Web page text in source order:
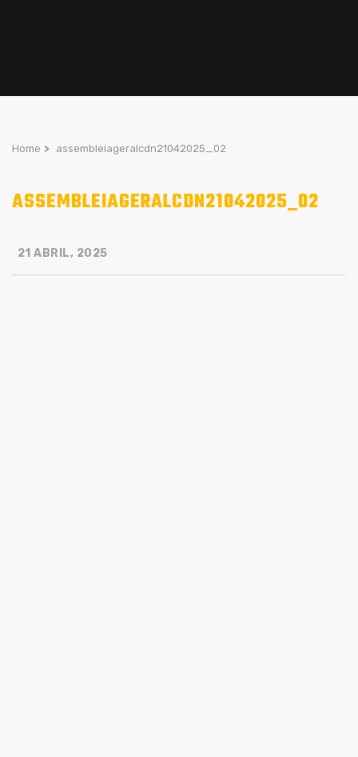
Home > assembleiageralcdn21042025_02
ASSEMBLEIAGERALCDN21042025_02
21 ABRIL, 2025